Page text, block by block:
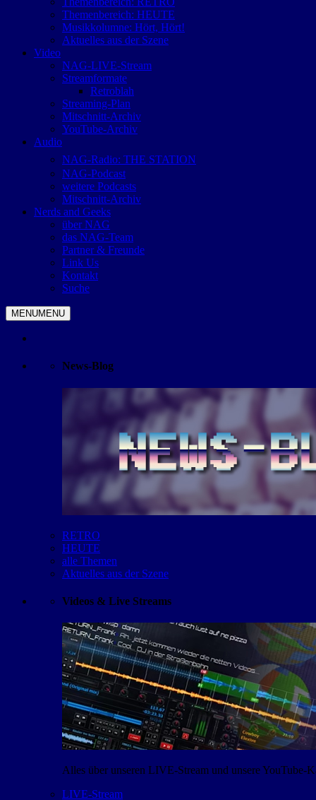
Themenbereich: HEUTE
Musikkolumne: Hört, Hört!
Aktuelles aus der Szene
Video
NAG-LIVE-Stream
Streamformate
Retroblah
Streaming-Plan
Mitschnitt-Archiv
YouTube-Archiv
Audio
NAG-Radio: THE STATION
NAG-Podcast
weitere Podcasts
Mitschnitt-Archiv
Nerds and Geeks
über NAG
das NAG-Team
Partner & Freunde
Link Us
Kontakt
Suche
MENUMENU
News-Blog
RETRO
HEUTE
alle Themen
Aktuelles aus der Szene
Videos & Live Streams
Alles über unseren LIVE-Stream und unsere YouTube-
LIVE-Stream